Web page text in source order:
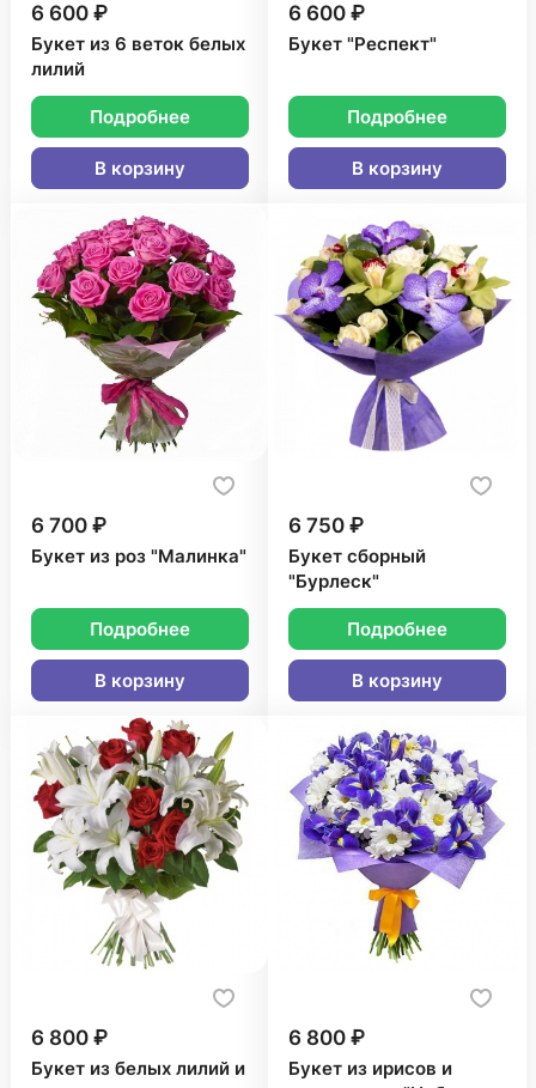
6 600 ₽
Букет из 6 веток белых
лилий
Подробнее
В корзину
6 600 ₽
Букет "Респект"
Подробнее
В корзину
6 700 ₽
Букет из роз "Малинка"
Подробнее
В корзину
6 750 ₽
Букет сборный
"Бурлеск"
Подробнее
В корзину
6 800 ₽
Букет из белых лилий и
6 800 ₽
Букет из ирисов и